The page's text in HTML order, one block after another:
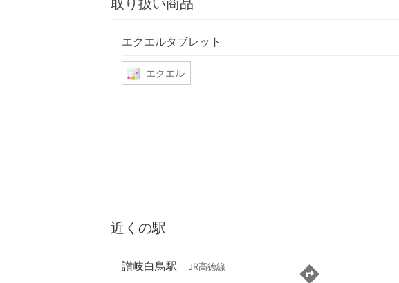
取り扱い商品
エクエルタブレット
エクエル
近くの駅
讃岐白鳥駅 JR高徳線